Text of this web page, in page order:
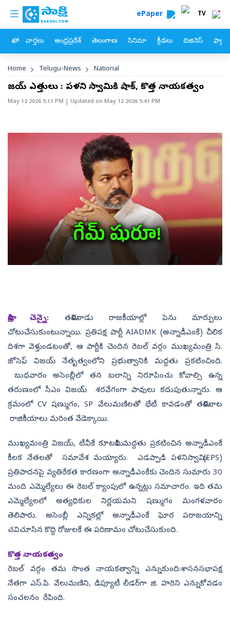
Skip to main content
custom menu ePaper TV
హోం వార్తలు ఆంధ్రప్రదేశ్ తెలంగాణ సినిమా క్రీడలు బిజినెస్
Breadcrumb
Home Telugu-News National
విజయ్‌ ఎత్తులు : పళని స్వామికి షాక్‌, కొత్త నాయకత్వం
May 12 2026 5:11 PM | Updated on May 12 2026 5:41 PM
సాక్షి, చెన్నై: తమిళనాడు రాజకీయాల్లో పెను మార్పులు
చోటుచేసుకుంటున్నాయి. ప్రతిపక్ష పార్టీ AIADMK (అన్నాడీఎంకే) చీలిక
దిశగా వెళ్తుండటంతో, ఆ పార్టీకి చెందిన రెబల్ వర్గం ముఖ్యమంత్రి సి.
జోసెఫ్ విజయ్ నేతృత్వంలోని ప్రభుత్వానికి మద్దతు ప్రకటించింది.
బుధవారం అసెంబ్లీలో తన బలాన్ని నిరూపించు కోవాల్సి ఉన్న
తరుణంలో సీఎం విజయ్ శరవేగంగా పావులు కదుపుతున్నారు. ఆ
క్రమంలో CV షణ్ముగం, SP వేలుమణిలతో భేటీ కావడంతో తమిళనాట
రాజికీయాలు మరింత వేడెక్కాయి.
ముఖ్యమంత్రి విజయ్, టీవీకే కూటమికి మద్దతు ప్రకటించిన అన్నాడీఎంకే
కీలక నేతలతో సమావేశ మయ్యారు. ఎడప్పాడి పళనిస్వామి (EPS)
ప్రతిపాదనపై వ్యతిరేకత కారణంగా అన్నాడీఎంకేకు చెందిన సుమారు 30
మంది ఎమ్మెల్యేలు ఈ రెబల్ క్యాంపులో ఉన్నట్లు సమాచారం. ఇది తమ
ఎమ్మెల్యేలలో అత్యధికుల నిర్ణయమని షణ్ముగం మంగళవారం
తెలిపారు. అసెంబ్లీ ఎన్నికల్లో అన్నాడీఎంకే ఘోర పరాజయాన్ని
చవిచూసిన కొద్ది రోజులకే ఈ పరిణామం చోటుచేసుకుంది.
కొత్త నాయకత్వం
రెబల్ వర్గం తమ సొంత నాయకత్వాన్ని ఎన్నుకుంది:శాసనసభాపక్ష
నేతగా ఎస్.పి. వేలుమణిని, డిప్యూటీ లీడర్‌గా జి. హరిని ఎన్నుకోవడం
సంచలనం రేపింది.